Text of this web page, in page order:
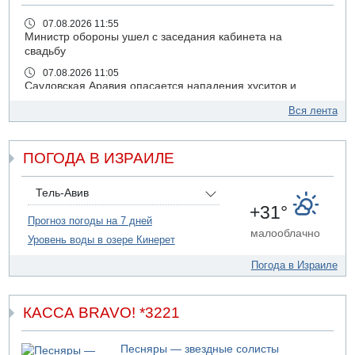
07.08.2026 11:55
Министр обороны ушел с заседания кабинета на
свадьбу
07.08.2026 11:05
Саудовская Аравия опасается нападения хуситов и
07.08.2026 08:29
07.08.2026 08:29
Стрельба в школе Таиланда
07.08.2026 06:47
Недалеко от Бейт-Шемеша погиб велосипедист
07.08.2026 06:24
Саудовская Аравия сообщает о нападении хуситов
И еще иранские агенты
06.08.2026 13:13
Арестованы двое подозреваемых в стрельбе по
Вся лента
ПОГОДА В ИЗРАИЛЕ
Тель-Авив
Прогноз погоды на 7 дней
Уровень воды в озере Кинерет
+31°
малооблачно
Погода в Израиле
КАССА BRAVO! *3221
Песняры — звездные солисты